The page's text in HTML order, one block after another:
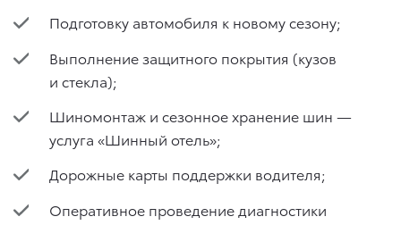
Подготовку автомобиля к новому сезону;
Выполнение защитного покрытия (кузов
и стекла);
Шиномонтаж и сезонное хранение шин —
услуга «Шинный отель»;
Дорожные карты поддержки водителя;
Оперативное проведение диагностики